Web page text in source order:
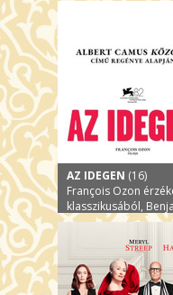
AZ IDEGEN (16)
François Ozon
klasszikusából,